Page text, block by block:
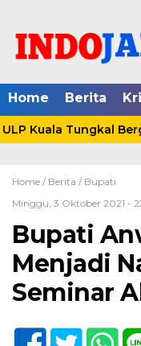
Home Berita
Kuala Tungkal
Home / Berita / Bupati
Minggu, 3 Oktober 2021 -
Bupati
Menjadi
Seminar